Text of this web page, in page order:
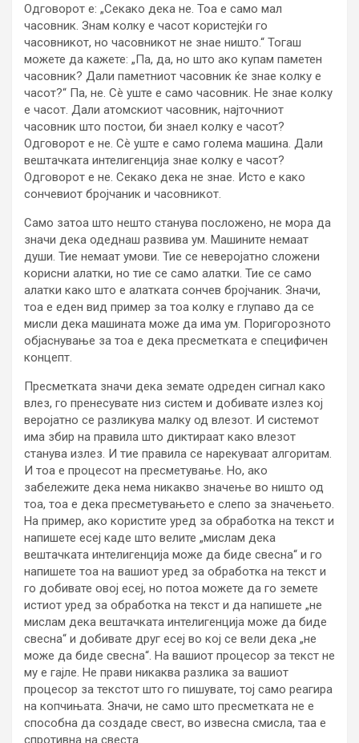
Одговорот е: „Секако дека не. Тоа е само мал
часовник. Знам колку е часот користејќи го
часовникот, но часовникот не знае ништо.“ Тогаш
можете да кажете: „Па, да, но што ако купам паметен
часовник? Дали паметниот часовник ќе знае колку е
часот?“ Па, не. Сè уште е само часовник. Не знае колку
е часот. Дали атомскиот часовник, најточниот
часовник што постои, би знаел колку е часот?
Одговорот е не. Сè уште е само голема машина. Дали
вештачката интелигенција знае колку е часот?
Одговорот е не. Секако дека не знае. Исто е како
сончевиот бројчаник и часовникот.
Само затоа што нешто станува посложено, не мора да
значи дека одеднаш развива ум. Машините немаат
души. Тие немаат умови. Тие се неверојатно сложени
корисни алатки, но тие се само алатки. Тие се само
алатки како што е алатката сончев бројчаник. Значи,
тоа е еден вид пример за тоа колку е глупаво да се
мисли дека машината може да има ум. Поригорозното
објаснување за тоа е дека пресметката е специфичен
концепт.
Пресметката значи дека земате одреден сигнал како
влез, го пренесувате низ систем и добивате излез кој
веројатно се разликува малку од влезот. И системот
има збир на правила што диктираат како влезот
станува излез. И тие правила се нарекуваат алгоритам.
И тоа е процесот на пресметување. Но, ако
забележите дека нема никакво значење во ништо од
тоа, тоа е дека пресметувањето е слепо за значењето.
На пример, ако користите уред за обработка на текст и
напишете есеј каде што велите „мислам дека
вештачката интелигенција може да биде свесна“ и го
напишете тоа на вашиот уред за обработка на текст и
го добивате овој есеј, но потоа можете да го земете
истиот уред за обработка на текст и да напишете „не
мислам дека вештачката интелигенција може да биде
свесна“ и добивате друг есеј во кој се вели дека „не
може да биде свесна“. На вашиот процесор за текст не
му е гајле. Не прави никаква разлика за вашиот
процесор за текстот што го пишувате, тој само реагира
на копчињата. Значи, не само што пресметката не е
способна да создаде свест, во извесна смисла, таа е
спротивна на свеста.